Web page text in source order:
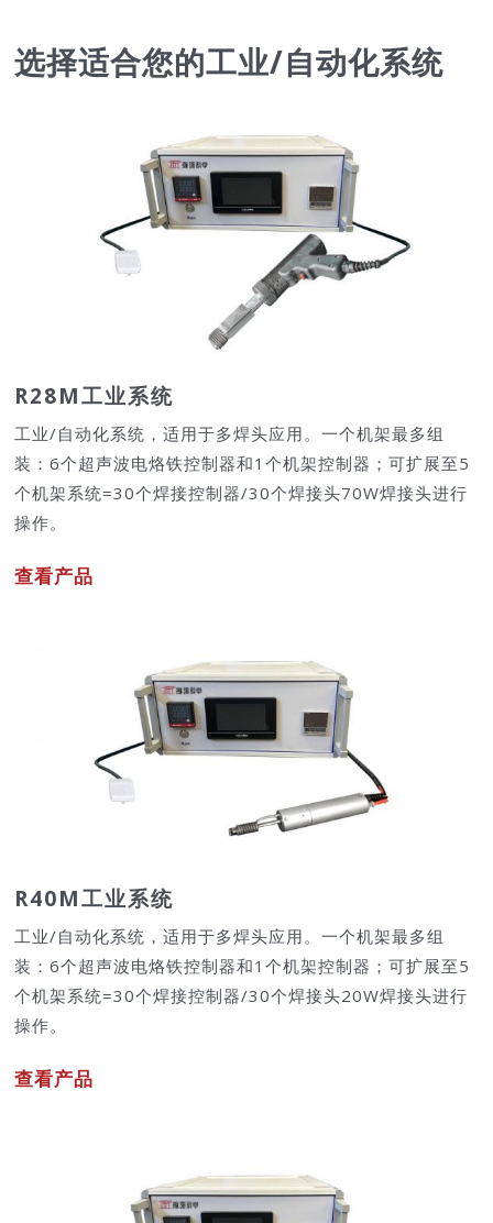
选择适合您的工业/自动化系统
R28M工业系统
工业/自动化系统，适用于多焊头应用。一个机架最多组
装：6个超声波电烙铁控制器和1个机架控制器；可扩展至5
个机架系统=30个焊接控制器/30个焊接头70W焊接头进行
操作。
查看产品
R40M工业系统
工业/自动化系统，适用于多焊头应用。一个机架最多组
装：6个超声波电烙铁控制器和1个机架控制器；可扩展至5
个机架系统=30个焊接控制器/30个焊接头20W焊接头进行
操作。
查看产品